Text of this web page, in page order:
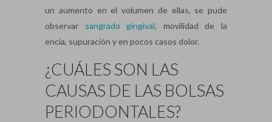
un aumento en el volumen de ellas, se pude
observar sangrado gingival, movilidad de la
encía, supuración y en pocos casos dolor.
¿CUÁLES SON LAS
CAUSAS DE LAS BOLSAS
PERIODONTALES?